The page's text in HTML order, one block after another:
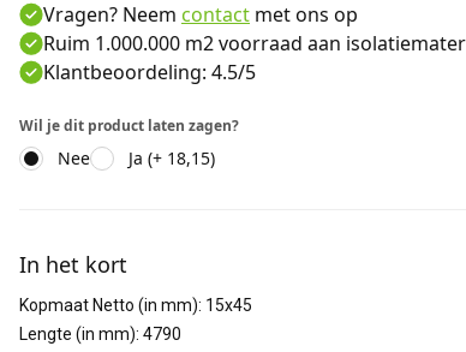
Vragen? Neem contact met ons op
Ruim 1.000.000 m2 voorraad aan
Klantbeoordeling: 4.5/5
Wil je dit product laten zagen?
Nee Ja (+ 18,15)
In het kort
Kopmaat Netto (in mm): 15x45
Lengte (in mm): 4790